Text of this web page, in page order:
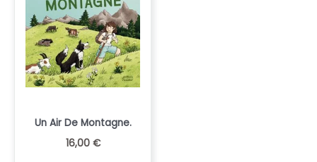
Un Air De Montagne.
16,00 €